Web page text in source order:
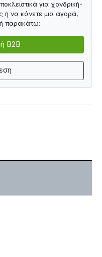
για χονδρική-
ή να κάνετε μια αγορά,
παρακάτω:
B2B